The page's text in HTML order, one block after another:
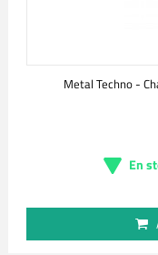
Metal Techno -
En